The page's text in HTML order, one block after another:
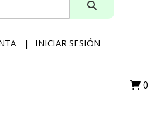
INICIAR SESIÓN
0